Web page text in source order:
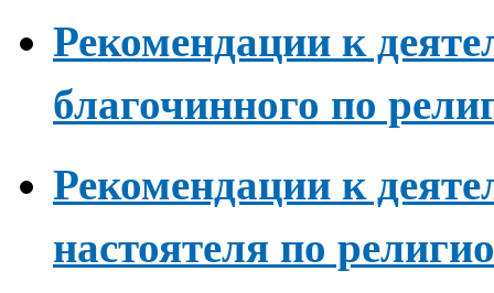
Рекомендации к
благочинного по
Рекомендации к
настоятеля по